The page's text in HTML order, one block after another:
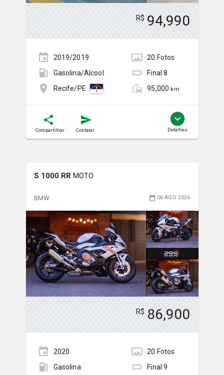
R$ 94,990
2019/2019 20 Fotos
Gasolina/Álcool
Final8
Recife/PE
95,000 km
Compartilhar Contatar Detalhes
S 1000 RR MOTO
BMW 06 AGO 2026
R$ 86,900
2020 20 Fotos
Gasolina
Final9